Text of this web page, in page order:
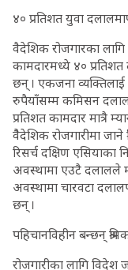
४० प्रतिशत युवा
वैदेशिक रोजगारका
कामदारमध्ये ४०
छन् । एकजना
रुपैयाँसम्म कमिसन
प्रतिशत कामदार मात्रै
वैैदेशिक रोजगारीमा जाने
रिसर्च दक्षिण एसियाका
अवस्थामा एउटै दलालले
अवस्थामा चारवटा
छन् ।
पहिचानविहीन बन्छन्
रोजगारीका लागि विदेश